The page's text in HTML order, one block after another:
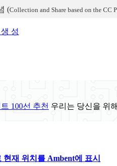
(Collection and Share based on the CC
성
100선 추천 우리는 당신을 위
재 위치를 Ambent에 표시